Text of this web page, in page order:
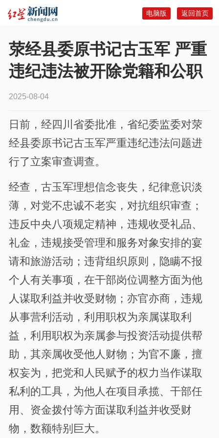
返回首页
电脑版
荥经县委原书记古玉军 严重
违纪违法被开除党籍和公职
2025-08-04
日前，经四川省委批准，省纪委监委对荥
经县委原书记古玉军严重违纪违法问题进
行了立案审查调查。
经查， 古玉军理想信念丧失，纪律意识淡
薄，对党不忠诚不老实，对抗组织审查；
违反中央八项规定精神， 违规收受礼品、
礼金，违规接受管理和服务对象安排的宴
请和旅游活动；违背组织原则，隐瞒不报
个人有关事项，在干部岗位调整方面为他
人谋取利益并收受财物；亦官亦商，违规
从事营利活动，利用职权为亲属谋取利
益 ， 利用职权为亲属参与投资活动提供帮
助，其亲属收受他人财物；为官不廉，擅
权妄为，把党和人民赋予的权力当作谋取
私利的工具，为他人在项目承揽、干部任
用、资金拨付等方面谋取利益并收受财
物，数额特别巨大。